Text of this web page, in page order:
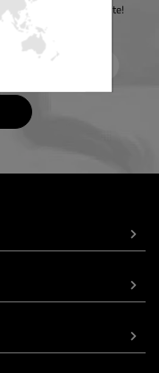
ponude i popuste!